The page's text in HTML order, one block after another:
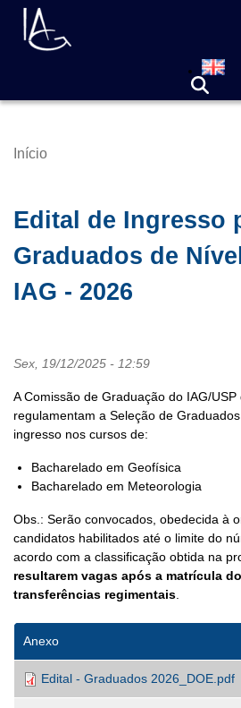
Pular
para
Trilha
Início
Edital de Ingresso
Graduados de
IAG - 2026
Sex, 19/12/2025 - 12:59
A Comissão de Graduação do IAG/
regulamentam a Seleção de
ingresso nos cursos de:
Bacharelado em Geofísica
Bacharelado em Meteorologia
Obs.: Serão convocados, obedecida à
candidatos habilitados até o limite do
acordo com a classificação obtida na
resultarem vagas após a matrícula
transferências regimentais
Anexo
Edital - Graduados 2026_DOE.pdf